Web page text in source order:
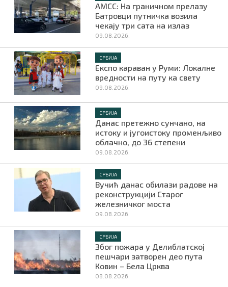
АМСС: На граничном прелазу
Батровци путничка возила
чекају три сата на излаз
09.08.2026.
СРБИЈА
Експо караван у Руми: Локалне
вредности на путу ка свету
09.08.2026.
СРБИЈА
Данас претежно сунчано, на
истоку и југоистоку променљиво
облачно, до 36 степени
09.08.2026.
СРБИЈА
Вучић данас обилази радове на
реконструкцији Старог
железничког моста
09.08.2026.
СРБИЈА
Због пожара у Делиблатској
пешчари затворен део пута
Ковин – Бела Црква
08.08.2026.